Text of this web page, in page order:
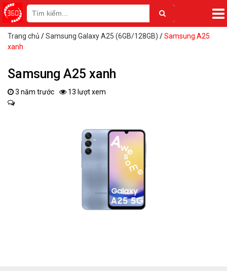
Trang chủ /Samsung Galaxy A25 (6GB/128GB) /Samsung A25
xanh
Samsung A25 xanh
3 năm trước 13 lượt xem